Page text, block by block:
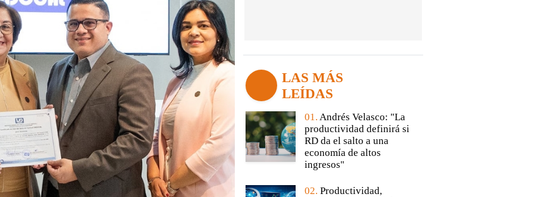
LAS MÁS
LEÍDAS
01. Andrés Velasco: "La
productividad definirá si
RD da el salto a una
economía de altos
ingresos"
02. Productividad,